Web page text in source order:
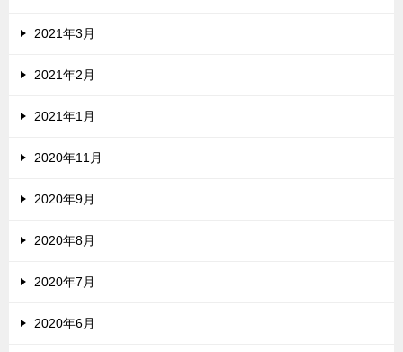
2021年3月
2021年2月
2021年1月
2020年11月
2020年9月
2020年8月
2020年7月
2020年6月